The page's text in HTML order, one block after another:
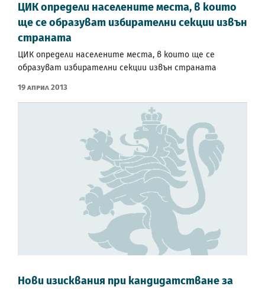
ЦИК определи населените места, в които
ще се образуват избирателни секции извън
страната
ЦИК определи населените места, в които ще се
образуват избирателни секции извън страната
19 Април 2013
Нови изисквания при кандидатстване за